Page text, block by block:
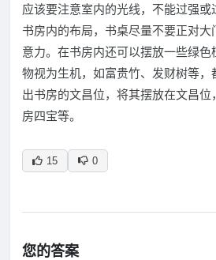
应该要注意室内的光线，不能过强
书房内的布局，书桌尽量不要正对
意力。在书房内还可以摆放一些绿
物视为生机，如富贵竹、发财树等
出书房的文昌位，将其摆放在文昌
房四宝等。
15 0
您的答案